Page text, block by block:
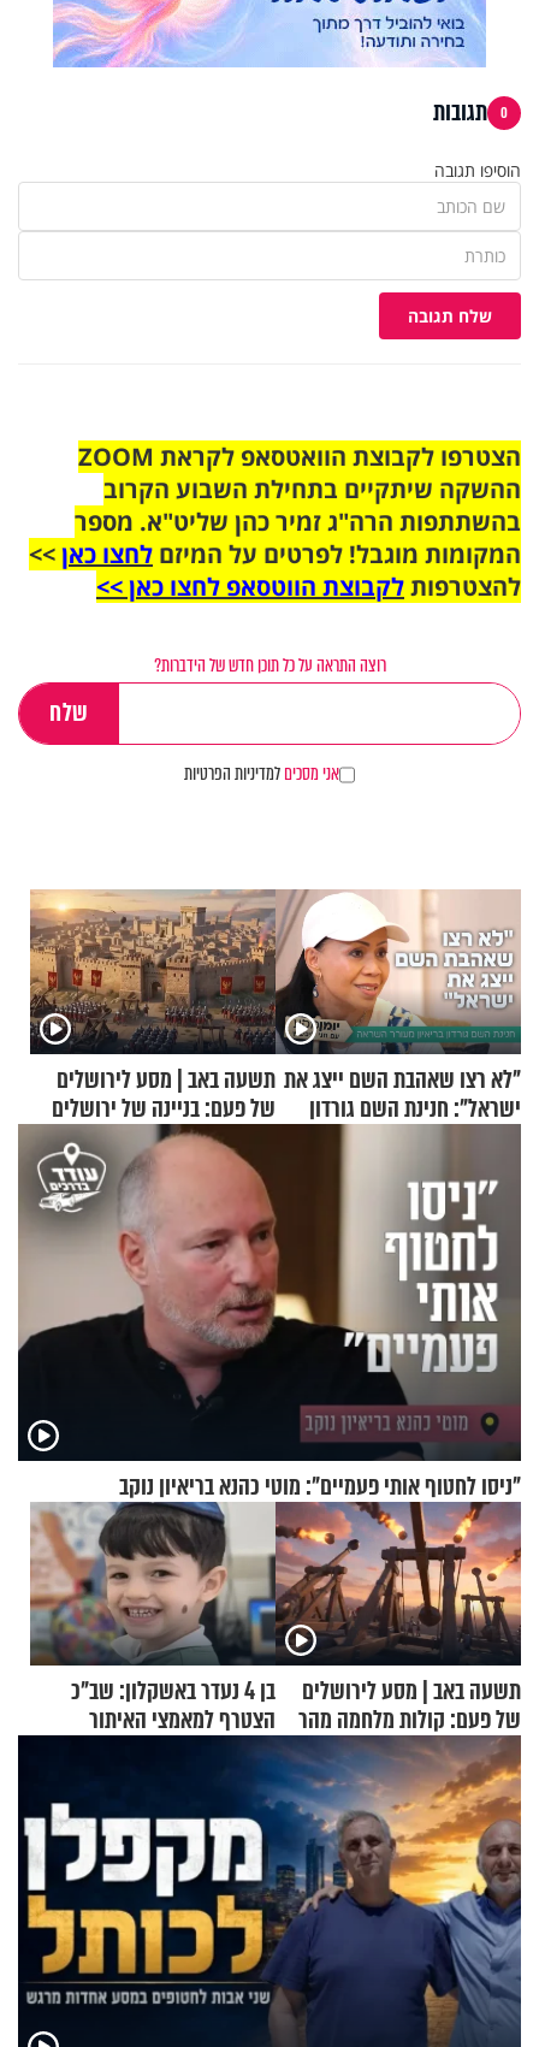
0 תגובות
הוסיפו תגובה
שלח תגובה
הצטרפו לקבוצת הוואטסאפ לקראת ZOOM
ההשקה שיתקיים בתחילת השבוע הקרוב
בהשתתפות הרה"ג זמיר כהן שליט"א. מספר
המקומות מוגבל! לפרטים על המיזם לחצו כאן>>
להצטרפותלקבוצת הווטסאפ לחצו כאן >>
רוצה התראה על כל תוכן חדש של הידברות?
אני מסכיםלמדיניות הפרטיות
"לא רצו שאהבת השם ייצג את
ישראל": חנינת השם גורדון
תשעה באב | מסע לירושלים
של פעם: בניינה של ירושלים
"ניסו לחטוף אותי פעמיים": מוטי כהנא בריאיון נוקב
תשעה באב | מסע לירושלים
של פעם: קולות מלחמה מהר
הזיתים
בן 4 נעדר באשקלון: שב"כ
הצטרף למאמצי האיתור